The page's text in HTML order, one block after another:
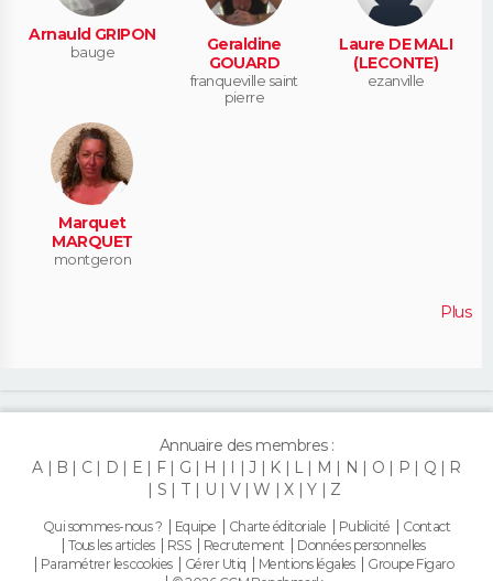
Arnauld GRIPON
bauge
Geraldine
GOUARD
franqueville saint
pierre
Laure DE MALI
(LECONTE)
ezanville
Marquet
MARQUET
montgeron
Plus
Annuaire des membres :
A
B C D E F G H J K L M N O P Q
R
S
T U V W X Y Z
Qui sommes-nous ? Equipe Charte éditoriale Publicité
Contact
Tous les articles
RSS Recrutement
Données personnelles
Paramétrer les cookies
Gérer Utiq Mentions légales
Groupe Figaro